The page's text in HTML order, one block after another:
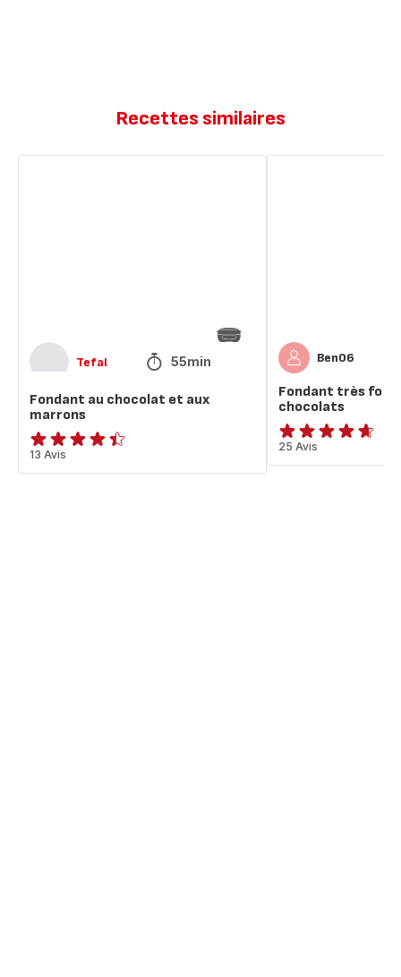
Recettes similaires
Tefal 55min
Fondant au chocolat et aux
marrons
ratings.4.4
13 Avis
Ben06
Fondant très
chocolats
ratings.4.6
25 Avis